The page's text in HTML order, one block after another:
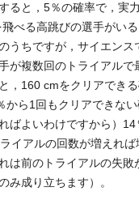
ると，5％の確率で，実
べる高跳びの選手がい
うちですが，サイエンス
が複数回のトライアルで
，160 cmをクリアでき
から1回もクリアできな
ばよいわけですから）14
イアルの回数が増えれば
は前のトライアルの失敗
み成り立ちます）。